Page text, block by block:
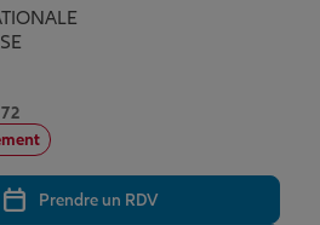
Prendre un RDV